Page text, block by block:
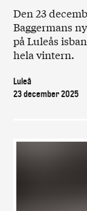
Den 23
Baggermans
på Luleås
hela vintern.
Luleå
23 december 2025